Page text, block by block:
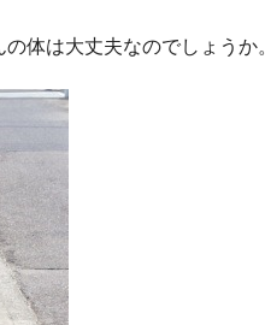
体は大丈夫なのでしょうか。